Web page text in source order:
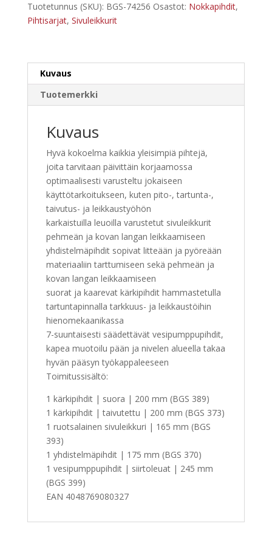
Tuotetunnus (SKU): BGS-74256 Osastot: Nokkapihdit,
Pihtisarjat, Sivuleikkurit
Kuvaus
Tuotemerkki
Kuvaus
Hyvä kokoelma kaikkia yleisimpiä pihtejä,
joita tarvitaan päivittäin korjaamossa
optimaalisesti varusteltu jokaiseen
käyttötarkoitukseen, kuten pito-, tartunta-,
taivutus- ja leikkaustyöhön
karkaistuilla leuoilla varustetut sivuleikkurit
pehmeän ja kovan langan leikkaamiseen
yhdistelmäpihdit sopivat litteään ja pyöreään
materiaaliin tarttumiseen sekä pehmeän ja
kovan langan leikkaamiseen
suorat ja kaarevat kärkipihdit hammastetulla
tartuntapinnalla tarkkuus- ja leikkaustöihin
hienomekaanikassa
7-suuntaisesti säädettävät vesipumppupihdit,
kapea muotoilu pään ja nivelen alueella takaa
hyvän pääsyn työkappaleeseen
Toimitussisältö:
1 kärkipihdit | suora | 200 mm (BGS 389)
1 kärkipihdit | taivutettu | 200 mm (BGS 373)
1 ruotsalainen sivuleikkuri | 165 mm (BGS
393)
1 yhdistelmäpihdit | 175 mm (BGS 370)
1 vesipumppupihdit | siirtoleuat | 245 mm
(BGS 399)
EAN 4048769080327